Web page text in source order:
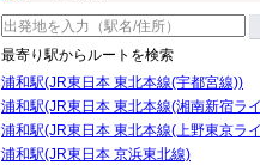
最寄り駅からルートを検索
浦和駅(JR東日本 東北本線(宇都宮線))
浦和駅(JR東日本 東北本線(湘南新宿ラ
浦和駅(JR東日本 東北本線(上野東京ラ
浦和駅(JR東日本 京浜東北線)